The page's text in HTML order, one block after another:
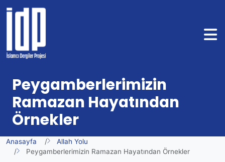
Peygamberlerimizin
Ramazan Hayatından
Örnekler
Anasayfa
Allah Yolu
Peygamberlerimizin Ramazan Hayatından Örnekler